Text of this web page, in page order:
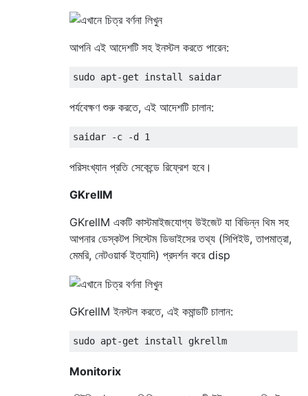
আপনি এই আদেশটি সহ ইনস্টল করতে পারেন:
পর্যবেক্ষণ শুরু করতে, এই আদেশটি চালান:
পরিসংখ্যান প্রতি সেকেন্ডে রিফ্রেশ হবে।
GKrellM
GKrellM একটি কাস্টমাইজযোগ্য উইজেট যা বিভিন্ন থিম সহ
আপনার ডেস্কটপ সিস্টেম ডিভাইসের তথ্য (সিপিইউ, তাপমাত্রা,
মেমরি, নেটওয়ার্ক ইত্যাদি) প্রদর্শন করে disp
GKrellM ইনস্টল করতে, এই কমান্ডটি চালান:
Monitorix